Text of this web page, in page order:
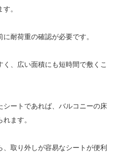
。
耐荷重の確認が必要です。
、広い面積にも短時間で敷くこ
シートであれば、バルコニーの床
ます。
取り外しが容易なシートが便利